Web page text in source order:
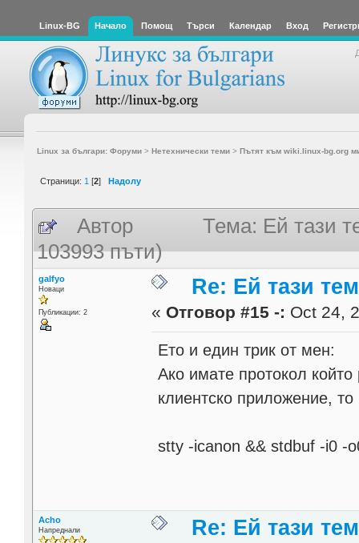
Linux-BG Начало Помощ Търси Календар Вход
Linux за българи: Форуми> Нетехнически теми> Пътят към wiki.linux-bg.org
Страници: 1 [2] Надолу
Автор
Тема: Ей тази
103993 пъти)
galfyo
Новаци
Публикации: 2
Re: Ей тази
« Отговор #15 -: Oct 24,
Ето и един трик от мен:
Ако имате протокол
клиентско приложение,
stty -icanon && stdbuf -i0 -
Acho
Напреднали Re: Ей тази